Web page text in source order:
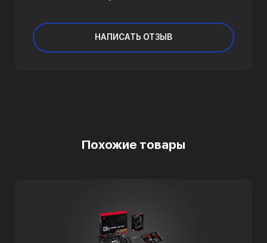
НАПИСАТЬ ОТЗЫВ
Похожие товары